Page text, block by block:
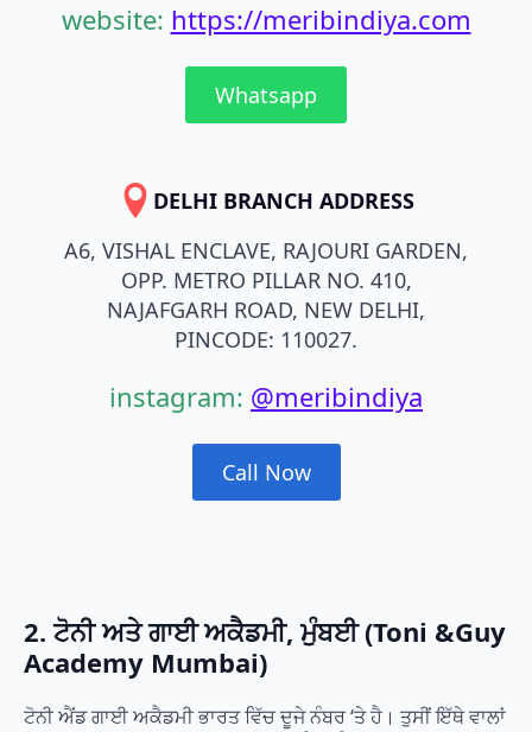
website: https://meribindiya.com
Whatsapp
DELHI BRANCH ADDRESS
A6, VISHAL ENCLAVE, RAJOURI GARDEN,
OPP. METRO PILLAR NO. 410,
NAJAFGARH ROAD, NEW DELHI,
PINCODE: 110027.
instagram: @meribindiya
Call Now
2. ਟੋਨੀ ਅਤੇ ਗਾਈ ਅਕੈਡਮੀ, ਮੁੰਬਈ (Toni &Guy
Academy Mumbai)
ਟੋਨੀ ਐਂਡ ਗਾਈ ਅਕੈਡਮੀ ਭਾਰਤ ਵਿੱਚ ਦੂਜੇ ਨੰਬਰ ‘ਤੇ ਹੈ। ਤੁਸੀਂ ਇੱਥੇ ਵਾਲਾਂ